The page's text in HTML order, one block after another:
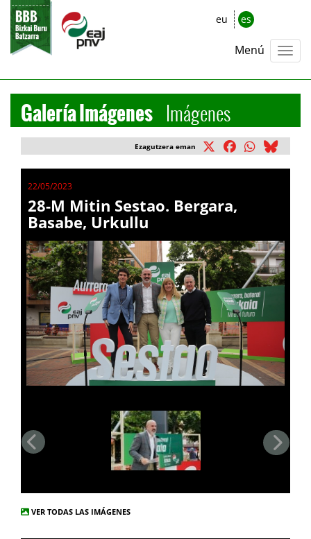
eu es
Menú
Galería Imágenes Imágenes
Ezagutzera eman
22/05/2023
28-M Mitin Sestao. Bergara,
Basabe, Urkullu
VER TODAS LAS IMÁGENES